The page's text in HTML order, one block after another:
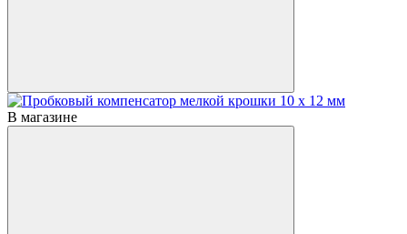
В магазине